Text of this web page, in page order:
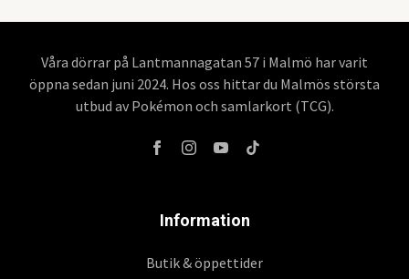
Våra dörrar på Lantmannagatan 57 i Malmö har varit
öppna sedan juni 2024. Hos oss hittar du Malmös största
utbud av Pokémon och samlarkort (TCG).
Information
Butik & öppettider